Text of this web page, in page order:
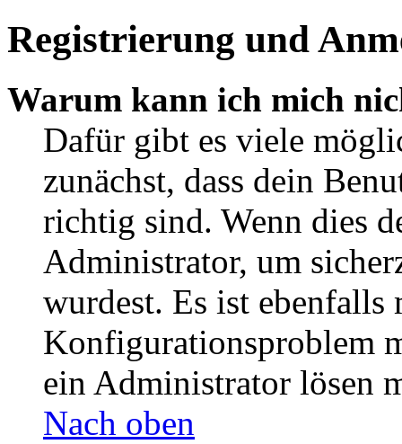
Registrierung und
Warum kann ich mich
Dafür gibt es viele
zunächst, dass dein
richtig sind. Wenn dies
Administrator, um
wurdest. Es ist ebenfalls
Konfigurationsproblem
ein Administrator lösen
Nach oben